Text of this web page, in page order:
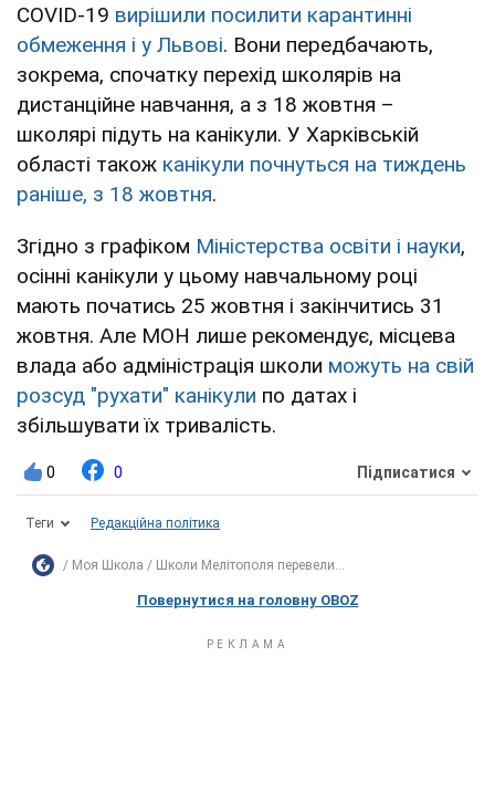
СОVID-19 вирішили посилити карантинні
обмеження і у Львові. Вони передбачають,
зокрема, спочатку перехід школярів на
дистанційне навчання, а з 18 жовтня –
школярі підуть на канікули. У Харківській
області також канікули почнуться на тиждень
раніше, з 18 жовтня.
Згідно з графіком Міністерства освіти і науки,
осінні канікули у цьому навчальному році
мають початись 25 жовтня і закінчитись 31
жовтня. Але МОН лише рекомендує, місцева
влада або адміністрація школи можуть на свій
розсуд "рухати" канікули по датах і
збільшувати їх тривалість.
0 0 Підписатися
Теги Редакційна політика
Моя Школа Школи Мелітополя перевели...
Повернутися на головну OBOZ